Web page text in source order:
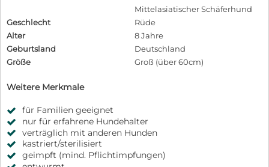
Mittelasiatischer Schäferhund
Geschlecht
Rüde
Alter
8 Jahre
Geburtsland
Deutschland
Größe
Groß (über 60cm)
Weitere Merkmale
für Familien geeignet
nur für erfahrene Hundehalter
verträglich mit anderen Hunden
kastriert/sterilisiert
geimpft (mind. Pflichtimpfungen)